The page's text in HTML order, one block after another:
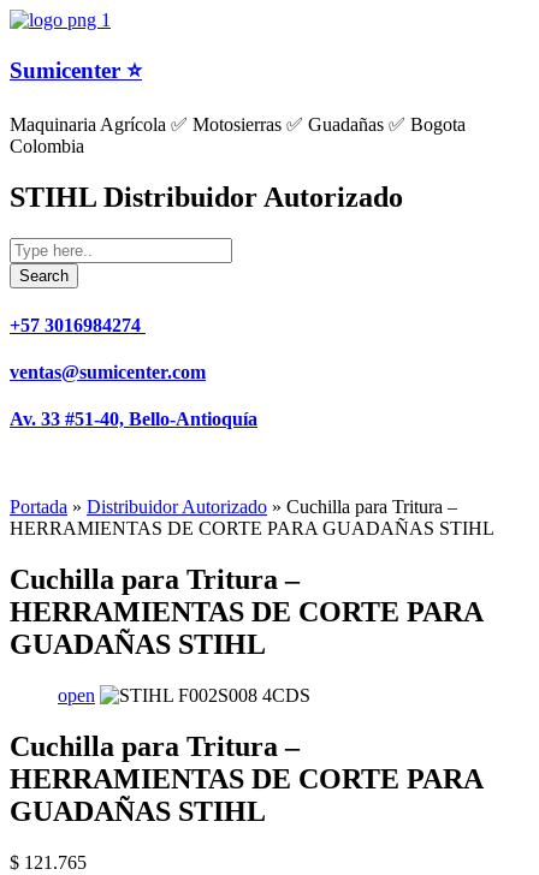
Sumicenter ⭐
Maquinaria Agrícola ✅ Motosierras ✅ Guadañas ✅ Bogota
Colombia
STIHL Distribuidor Autorizado
+57 3016984274 ​
ventas@sumicenter.com
Av. 33 #51-40, Bello-Antioquía
Portada » Distribuidor Autorizado » Cuchilla para Tritura –
HERRAMIENTAS DE CORTE PARA GUADAÑAS STIHL
Cuchilla para Tritura –
HERRAMIENTAS DE CORTE PARA
GUADAÑAS STIHL
open
Cuchilla para Tritura –
HERRAMIENTAS DE CORTE PARA
GUADAÑAS STIHL
$ 121.765